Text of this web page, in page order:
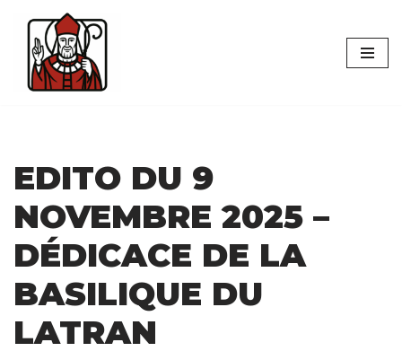
Aller
contenu
EDITO DU 9
NOVEMBRE 2025 –
DÉDICACE DE LA
BASILIQUE DU
LATRAN